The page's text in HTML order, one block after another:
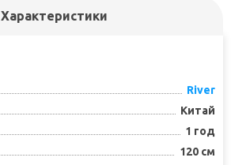
Характеристики
River
Китай
1 год
120 см